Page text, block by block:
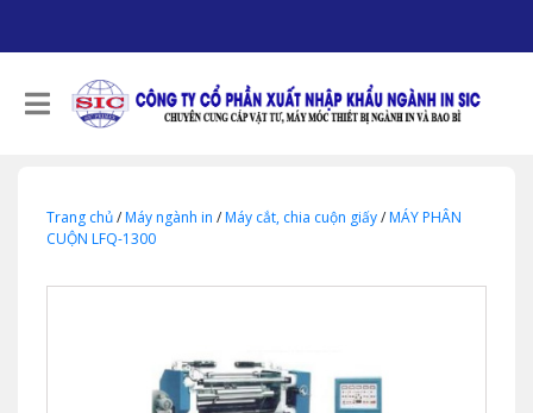
Trang chủ/Máy ngành in /Máy cắt, chia cuộn giấy/MÁY PHÂN
CUỘN LFQ-1300